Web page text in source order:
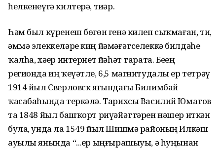
һелкенеүгә килтерә, тиҙәр.
Һәм был күренеш бөгөн генә килеп сыҡмаған, ти,
әммә элеккеләре киң йәмәғәтселеккә билдәһеҙ
ҡалһа, хәҙер интернет йәһәт тарата. Беҙҙең
регионда иң ҡеүәтле, 6,5 магнитудалы ер тетрәү
1914 йыл Сверловск яғындағы Билимбай
ҡасабаһында теркәлә. Тарихсы Василий Юматов
та 1848 йыл башҡорт риүәйәттәрен нәшер иткән
була, унда ла 1549 йыл Шишмә районың Илкәш
ауылы янында “...ер ыңғырашыуы, ә һуңынан